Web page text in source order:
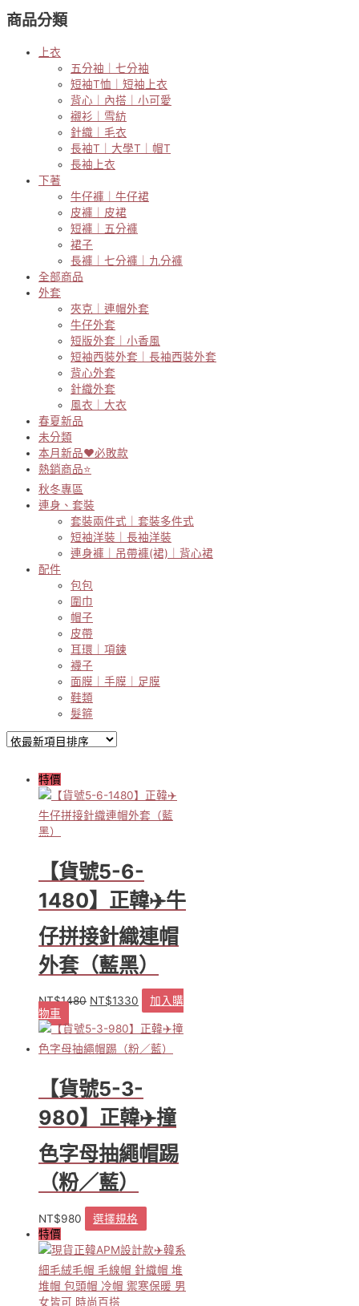
關
鍵
商品分類
上衣
五分袖｜七分袖
短袖T恤｜短袖上衣
背心｜內搭｜小可愛
襯衫｜雪紡
針織｜毛衣
長袖T｜大學T｜帽T
長袖上衣
下著
牛仔褲｜牛仔裙
皮褲｜皮裙
短褲｜五分褲
裙子
長褲｜七分褲｜九分褲
全部商品
外套
夾克｜連帽外套
牛仔外套
短版外套｜小香風
短袖西裝外套｜長袖西裝外套
背心外套
針織外套
風衣｜大衣
春夏新品
未分類
本月新品♥必敗款
熱銷商品⭐
秋冬專區
連身、套裝
套裝兩件式｜套裝多件式
短袖洋裝｜長袖洋裝
連身褲｜吊帶褲(裙)｜背心裙
配件
包包
圍巾
帽子
皮帶
耳環｜項鍊
襪子
面膜｜手膜｜足膜
鞋類
髮箍
特價
【貨號5-6-
1480】正韓✈️牛
仔拼接針織連帽
外套（藍黑）
NT$1480 原
價
格：
NT$1330目
價
格：
加入購
物車
【貨號5-3-
980】正韓✈️撞
色字母抽繩帽踢
（粉／藍）
NT$980 選擇規格
品
有
多
特價